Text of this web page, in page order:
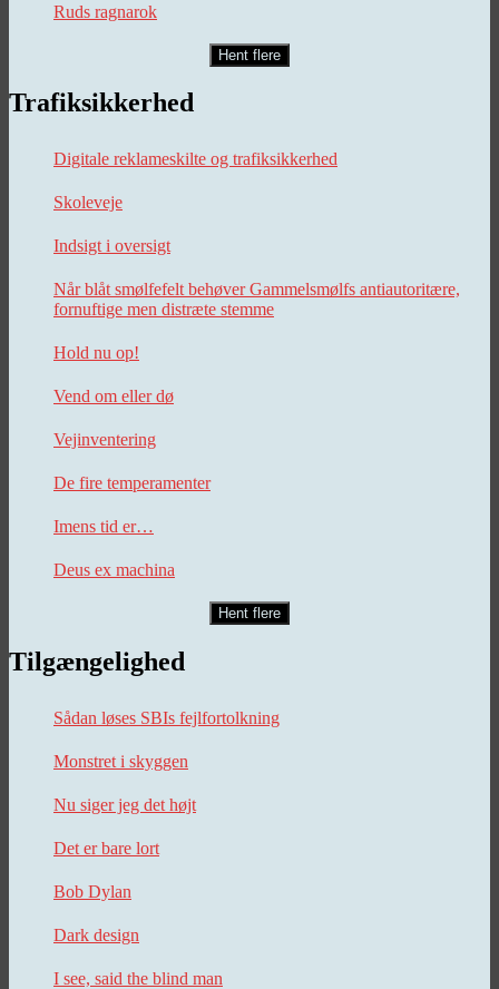
Ruds ragnarok
Hent flere
Trafiksikkerhed
Digitale reklameskilte og trafiksikkerhed
Skoleveje
Indsigt i oversigt
Når blåt smølfefelt behøver Gammelsmølfs antiautoritære,
fornuftige men distræte stemme
Hold nu op!
Vend om eller dø
Vejinventering
De fire temperamenter
Imens tid er…
Deus ex machina
Hent flere
Tilgængelighed
Sådan løses SBIs fejlfortolkning
Monstret i skyggen
Nu siger jeg det højt
Det er bare lort
Bob Dylan
Dark design
I see, said the blind man